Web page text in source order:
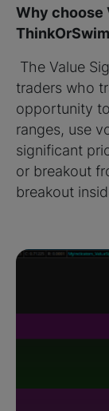
Why choose
The Value
traders who
opportunity
ranges, use
significant
or breakout
breakout